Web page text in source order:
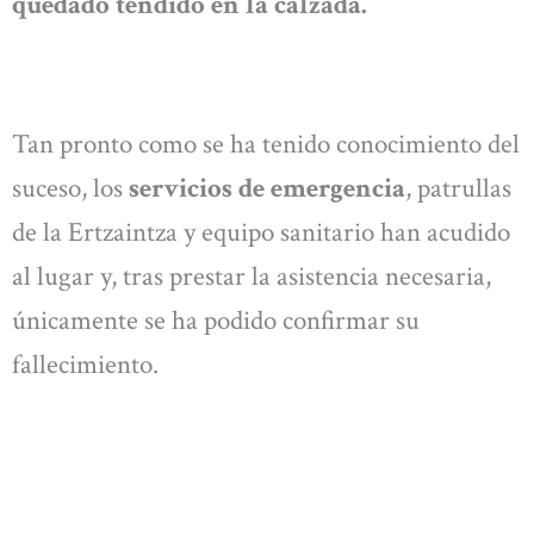
Tan pronto como se ha tenido conocimiento del
suceso, losservicios de emergencia, patrullas
de la Ertzaintza y equipo sanitario han acudido
al lugar y, tras prestar la asistencia necesaria,
únicamente se ha podido confirmar su
fallecimiento.